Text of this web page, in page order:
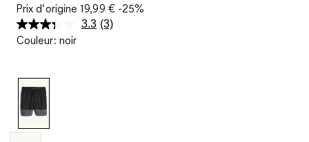
Prix d‘origine19,99 €-25%
3.3 Lire
(3)
Couleur: noir